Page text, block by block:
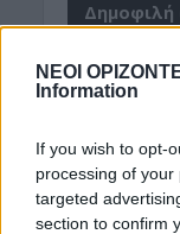
ΝΕΟΙ
Information
If you wish to opt-
processing of
targeted
section to confirm
Δημοφιλή